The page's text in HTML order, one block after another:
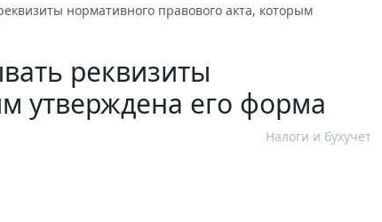
нормативного правового акта, которым
реквизиты
утверждена его форма
Налоги и бухучет